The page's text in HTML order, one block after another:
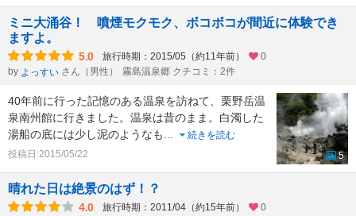
ミニ大涌谷！ 噴煙モクモク、ボコボコが間近に体験でき
ますよ。
5.0 旅行時期：2015/05（約11年前）
0
by よっすい さん（男性） 霧島温泉郷 クチコミ：2件
40年前に行った記憶のある温泉を訪ねて、栗野岳温
泉南州館に行きました。温泉は昔のまま。白濁した
湯船の底には少し泥のようなも...
続きを読む
投稿日:2015/05/22
5
晴れた日は絶景のはず！？
4.0 旅行時期：2011/04（約15年前）
0